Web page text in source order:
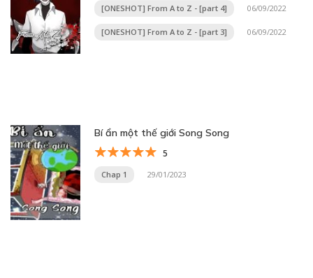
[ONESHOT] From A to Z - [part 4] 06/09/2022
[ONESHOT] From A to Z - [part 3] 06/09/2022
Bí ẩn một thế giới Song Song
5
Chap 1 29/01/2023